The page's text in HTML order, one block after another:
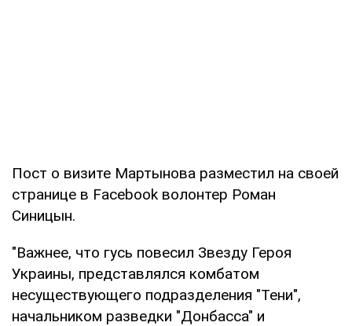
Пост о визите Мартынова разместил на своей
странице в Facebook волонтер Роман
Синицын.
"Важнее, что гусь повесил Звезду Героя
Украины, представлялся комбатом
несуществующего подразделения "Тени",
начальником разведки "Донбасса" и